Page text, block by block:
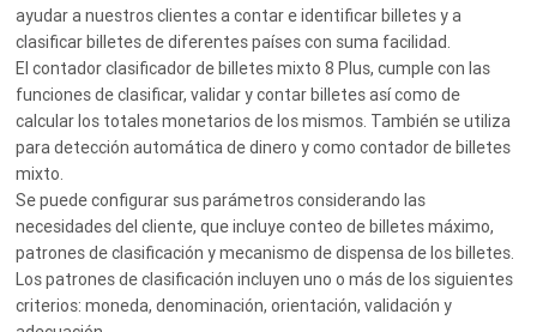
ayudar a nuestros clientes a contar e identificar billetes y a
clasificar billetes de diferentes países con suma facilidad.
El contador clasificador de billetes mixto 8 Plus, cumple con las
funciones de clasificar, validar y contar billetes así como de
calcular los totales monetarios de los mismos. También se utiliza
para detección automática de dinero y como contador de billetes
mixto.
Se puede configurar sus parámetros considerando las
necesidades del cliente, que incluye conteo de billetes máximo,
patrones de clasificación y mecanismo de dispensa de los billetes.
Los patrones de clasificación incluyen uno o más de los siguientes
criterios: moneda, denominación, orientación, validación y